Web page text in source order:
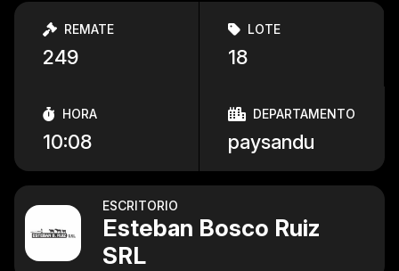
REMATE
249
LOTE
18
HORA
10:08
DEPARTAMENTO
paysandu
ESCRITORIO
Esteban Bosco Ruiz
SRL